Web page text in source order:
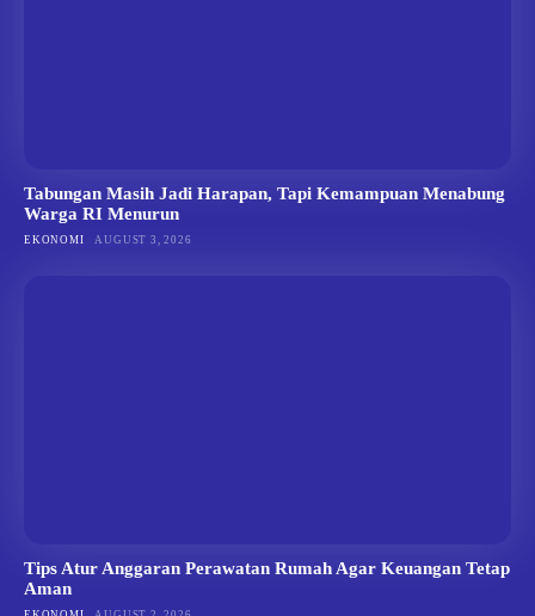
Tabungan Masih Jadi Harapan, Tapi Kemampuan Menabung
Warga RI Menurun
EKONOMI AUGUST 3, 2026
Tips Atur Anggaran Perawatan Rumah Agar Keuangan Tetap
Aman